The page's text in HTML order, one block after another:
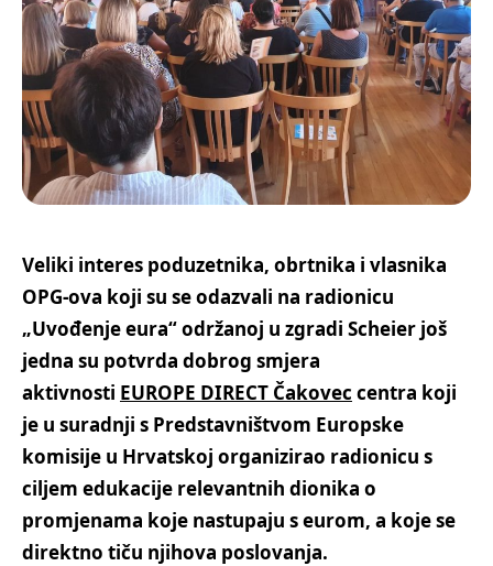
Veliki interes poduzetnika, obrtnika i vlasnika
OPG-ova koji su se odazvali na radionicu
„Uvođenje eura“ održanoj u zgradi Scheier još
jedna su potvrda dobrog smjera
aktivnosti EUROPE DIRECT Čakovec centra koji
je u suradnji s Predstavništvom Europske
komisije u Hrvatskoj organizirao radionicu s
ciljem edukacije relevantnih dionika o
promjenama koje nastupaju s eurom, a koje se
direktno tiču njihova poslovanja.